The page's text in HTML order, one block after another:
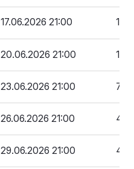
17.06.2026 21:00 1
20.06.2026 21:00 1
23.06.2026 21:00 778
26.06.2026 21:00
29.06.2026 21:00 40